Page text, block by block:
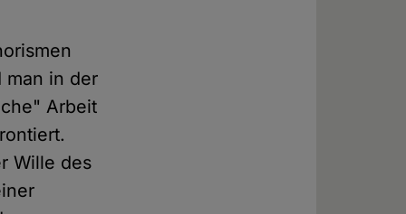
man in der
Arbeit
Wille des